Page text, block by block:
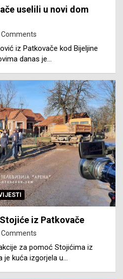
uselili u novi dom
Comments
iz Patkovače kod Bijeljine
danas je…
iz Patkovače
Comments
za pomoć Stojićima iz
je kuća izgorjela u…